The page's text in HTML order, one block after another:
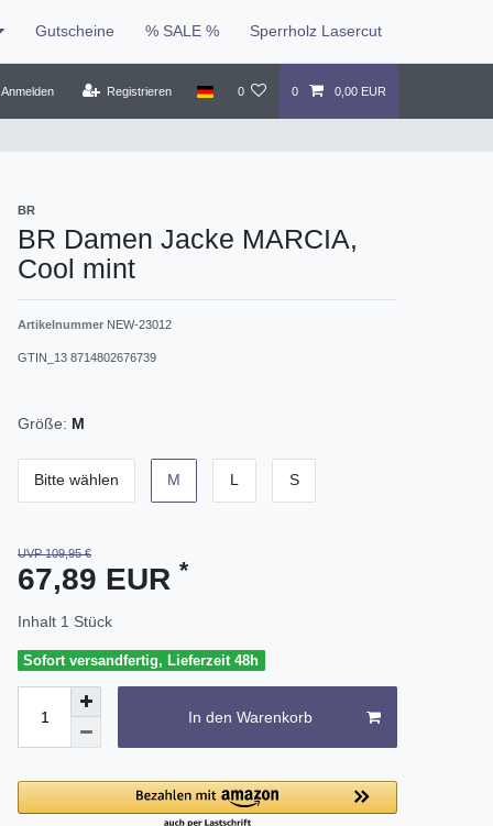
Gutscheine % SALE % Sperrholz Lasercut
Anmelden Registrieren 0 0 0,00 EUR
BR
BR Damen Jacke MARCIA,
Cool mint
Artikelnummer NEW-23012
GTIN_13 8714802676739
Größe: M
Bitte wählen M L S
UVP 109,95 €
67,89 EUR *
Inhalt 1 Stück
Sofort versandfertig, Lieferzeit 48h
In den Warenkorb